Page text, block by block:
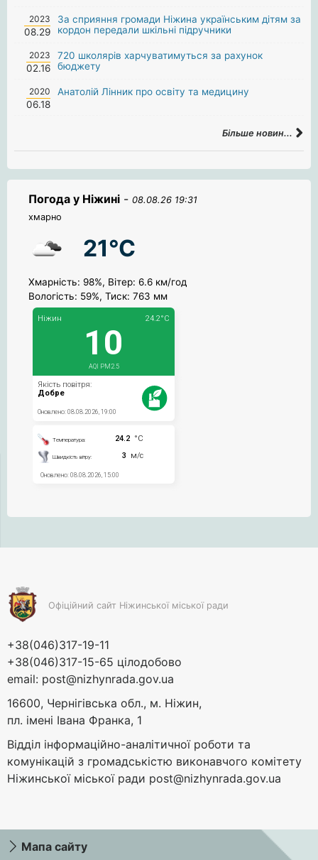
2023
08.29
За сприяння громади Ніжина українським дітям за
кордон передали шкільні підручники
2023
02.16
720 школярів харчуватимуться за рахунок
бюджету
2020
06.18
Анатолій Лінник про освіту та медицину
Більше новин...
Погода у Ніжині - 08.08.26 19:31
хмарно
21°C
Хмарність: 98%, Вітер: 6.6 км/год
Вологість: 59%, Тиск: 763 мм
Офіційний сайт Ніжинської міської ради
+38(046)317-19-11
+38(046)317-15-65 цілодобово
email: post@nizhynrada.gov.ua
16600, Чернігівська обл., м. Ніжин,
пл. імені Івана Франка, 1
Відділ інформаційно-аналітичної роботи та
комунікацій з громадськістю виконавчого комітету
Ніжинської міської ради post@nizhynrada.gov.ua
Мапа сайту